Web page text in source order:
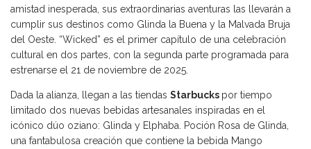
amistad inesperada, sus extraordinarias aventuras las llevarán a
cumplir sus destinos como Glinda la Buena y la Malvada Bruja
del Oeste. “Wicked” es el primer capítulo de una celebración
cultural en dos partes, con la segunda parte programada para
estrenarse el 21 de noviembre de 2025.
Dada la alianza, llegan a las tiendas Starbucks por tiempo
limitado dos nuevas bebidas artesanales inspiradas en el
icónico dúo oziano: Glinda y Elphaba. Poción Rosa de Glinda,
una fantabulosa creación que contiene la bebida Mango